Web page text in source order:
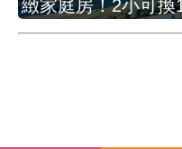
緻家庭房！2小可